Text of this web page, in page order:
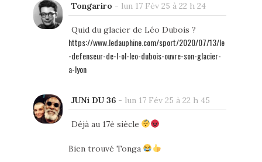
Tongariro - lun 17 Fév 25 à 22 h 24
Quid du glacier de Léo Dubois ?
https://www.ledauphine.com/sport/2020/07/13/le
-defenseur-de-l-ol-leo-dubois-ouvre-son-glacier-
a-lyon
JUNi DU 36- lun 17 Fév 25 à 22 h 45
Déjà au 17è siècle
Bien trouvé Tonga